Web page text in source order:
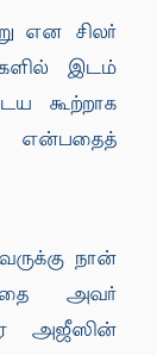
என சிலர்
இடம்
கூற்றாக
நான்
அவர்
அஜீஸின்